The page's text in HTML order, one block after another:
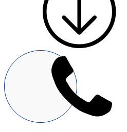
Positionsvisare / Mätklockor
Pulsgivare / Encoders
Wire-moduler
Motion